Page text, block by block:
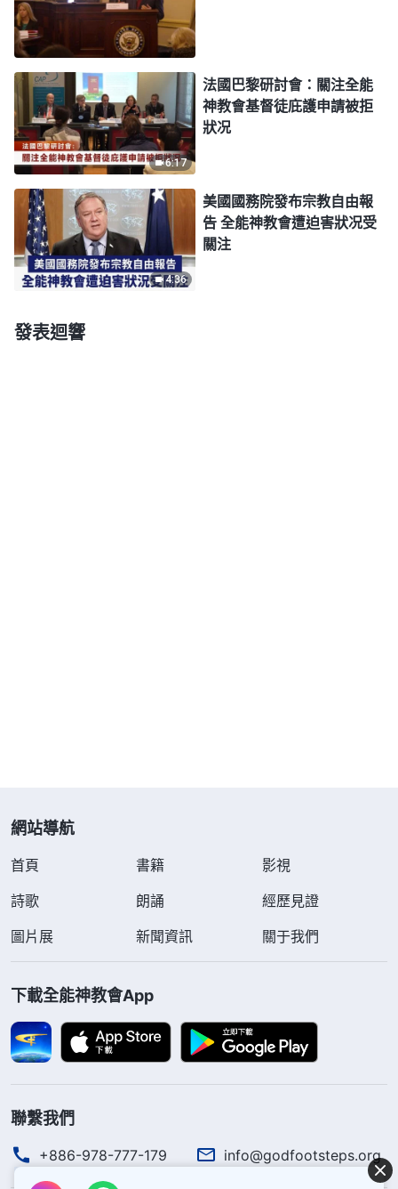
6:17
法國巴黎研討會：關注全能
神教會基督徒庇護申請被拒
狀况
4:36
美國國務院發布宗教自由報
告 全能神教會遭迫害狀况受
關注
發表迴響
網站導航
首頁 書籍
影視
詩歌
朗誦
經歷見證
圖片展
新聞資訊 關于我們
下載全能神教會App
聯繫我們
+886-978-777-179 info@godfootsteps.org